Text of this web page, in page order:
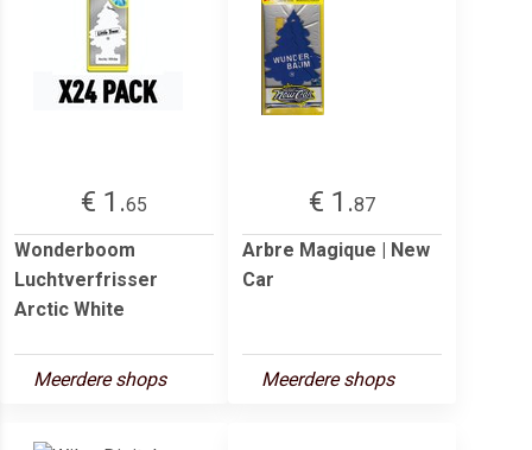
€ 1.65
Wonderboom
Luchtverfrisser
Arctic White
Meerdere shops
€ 1.87
Arbre Magique | New
Car
Meerdere shops